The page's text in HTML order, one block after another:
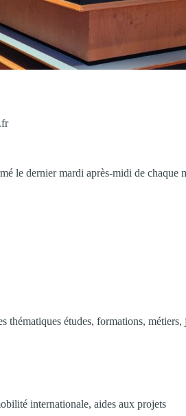
le dernier mardi après-midi de chaque
thématiques études, formations,
internationale, aides aux projets